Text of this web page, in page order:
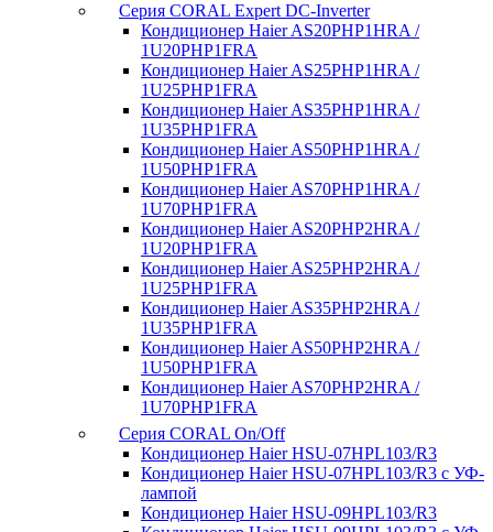
Серия CORAL Expert DC-Inverter
Кондиционер Haier AS20PHP1HRA /
1U20PHP1FRA
Кондиционер Haier AS25PHP1HRA /
1U25PHP1FRA
Кондиционер Haier AS35PHP1HRA /
1U35PHP1FRA
Кондиционер Haier AS50PHP1HRA /
1U50PHP1FRA
Кондиционер Haier AS70PHP1HRA /
1U70PHP1FRA
Кондиционер Haier AS20PHP2HRA /
1U20PHP1FRA
Кондиционер Haier AS25PHP2HRA /
1U25PHP1FRA
Кондиционер Haier AS35PHP2HRA /
1U35PHP1FRA
Кондиционер Haier AS50PHP2HRA /
1U50PHP1FRA
Кондиционер Haier AS70PHP2HRA /
1U70PHP1FRA
Серия CORAL On/Off
Кондиционер Haier HSU-07HPL103/R3
Кондиционер Haier HSU-07HPL103/R3 с УФ-
лампой
Кондиционер Haier HSU-09HPL103/R3